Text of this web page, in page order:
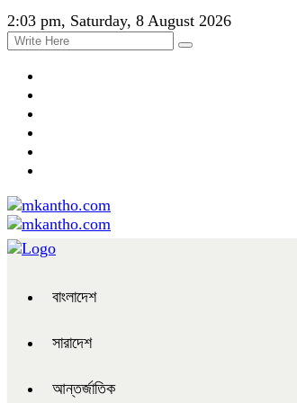
2:03 pm, Saturday, 8 August 2026
বাংলাদেশ
সারাদেশ
আন্তর্জাতিক